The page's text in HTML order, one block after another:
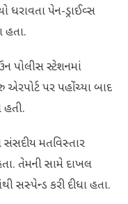
ધરાવતા પેન-ડ્રાઈવ્સ
હતા.
પોલીસ સ્ટેશનમાં
પર પહોંચ્યા બાદ
હતી.
સંસદીય મતવિસ્તાર
તેમની સામે દાખલ
સસ્પેન્ડ કરી દીધા હતા.